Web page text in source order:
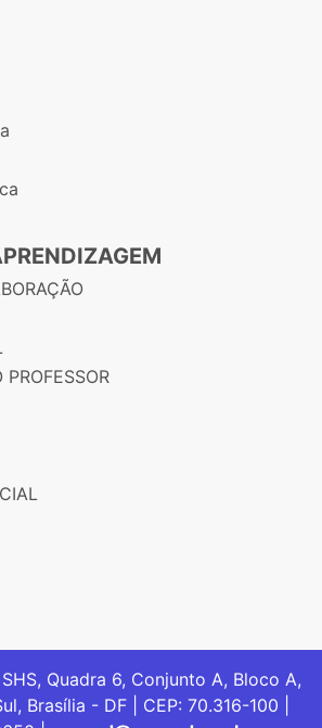
Quadra 6, Conjunto A, Bloco A,
Brasília - DF | CEP: 70.316-100 |